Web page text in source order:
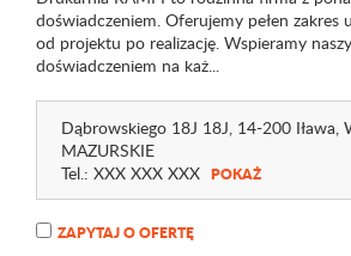
doświadczeniem. Oferujemy pełen zakres
od projektu po realizację. Wspieramy
doświadczeniem na każ...
Dąbrowskiego 18J 18J, 14-200 Iława,
MAZURSKIE
Tel.: XXX XXX XXX POKAŻ
ZAPYTAJ O OFERTĘ